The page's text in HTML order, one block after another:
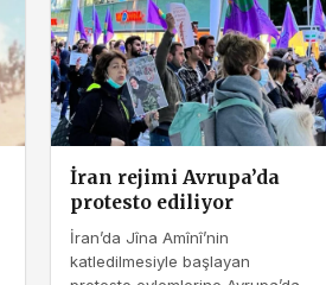
İran rejimi Avrupa’da
protesto ediliyor
İran’da Jîna Amînî’nin
katledilmesiyle başlayan